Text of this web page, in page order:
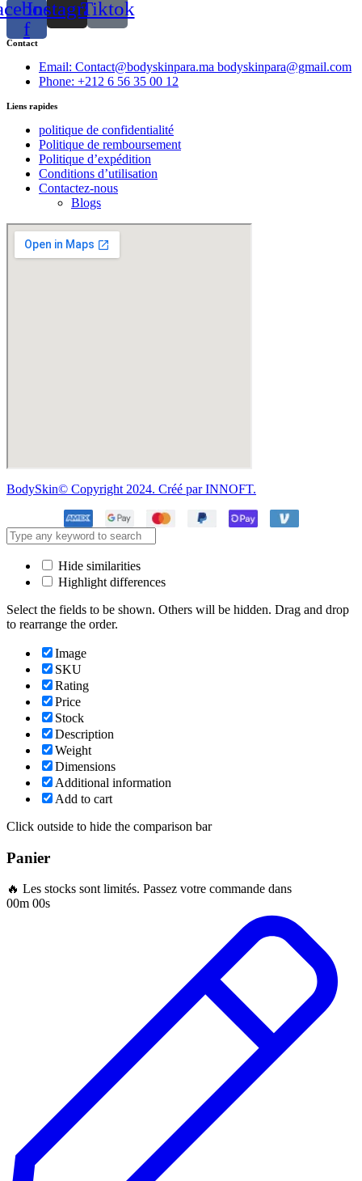
f
InstagramTiktok
Contact
Email: Contact@bodyskinpara.ma bodyskinpara@gmail.com
Phone: +212 6 56 35 00 12
Liens rapides
politique de confidentialité
Politique de remboursement
Politique d’expédition
Conditions d’utilisation
Contactez-nous
Blogs
BodySkin© Copyright 2024. Créé par INNOFT.
Hide similarities
Highlight differences
Select the fields to be shown. Others will be hidden. Drag and drop
to rearrange the order.
Image
SKU
Rating
Price
Stock
Description
Weight
Dimensions
Additional information
Add to cart
Click outside to hide the comparison bar
Panier
🔥 Les stocks sont limités. Passez votre commande dans
00m 00s